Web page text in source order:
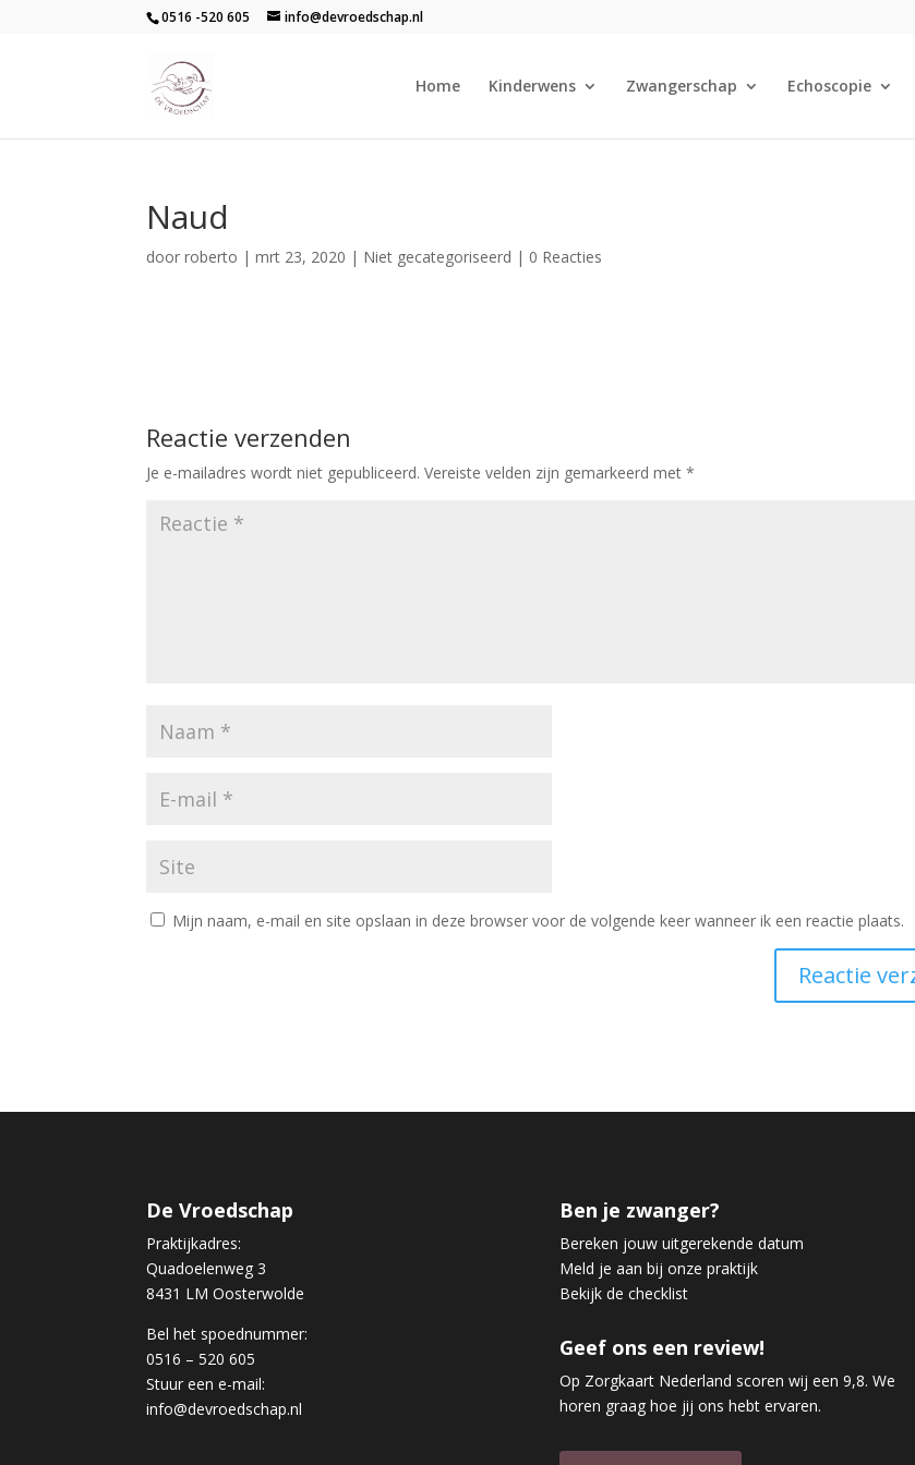
0516 -520 605 info@devroedschap.nl
Home Kinderwens Zwangerschap Echoscopie
Naud
doorroberto |mrt 23, 2020 | Niet gecategoriseerd | 0 Reacties
Reactie verzenden
Je e-mailadres wordt niet gepubliceerd. Vereiste velden zijn gemarkeerd met*
Mijn naam, e-mail en site opslaan in deze browser voor de volgende keer wanneer ik een reactie plaats.
De Vroedschap
Praktijkadres:
Quadoelenweg 3
8431 LM Oosterwolde
Bel het spoednummer:
0516 – 520 605
Stuur een e-mail:
info@devroedschap.nl
Ben je zwanger?
Bereken jouw uitgerekende datum
Meld je aan bij onze praktijk
Bekijk de checklist
Geef ons een review!
Op Zorgkaart Nederland scoren wij een 9,8. We
horen graag hoe jij ons hebt ervaren.